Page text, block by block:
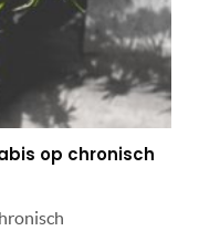
op chronisch